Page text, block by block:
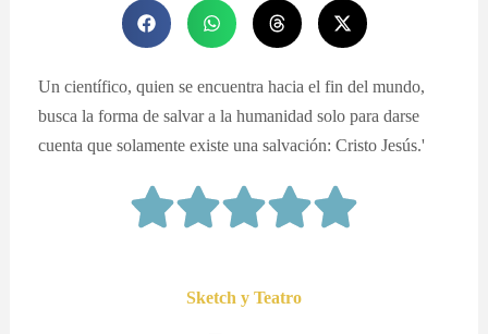
Un científico, quien se encuentra hacia el fin del mundo,
busca la forma de salvar a la humanidad solo para darse
cuenta que solamente existe una salvación: Cristo Jesús.'
Sketch y Teatro